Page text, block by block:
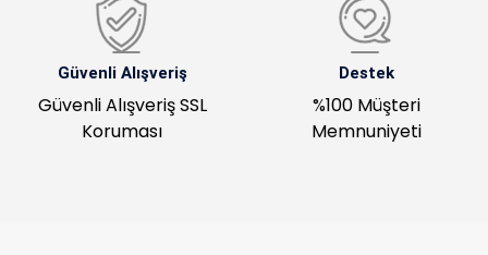
Güvenli Alışveriş
Güvenli Alışveriş SSL
Koruması
Destek
%100 Müşteri
Memnuniyeti